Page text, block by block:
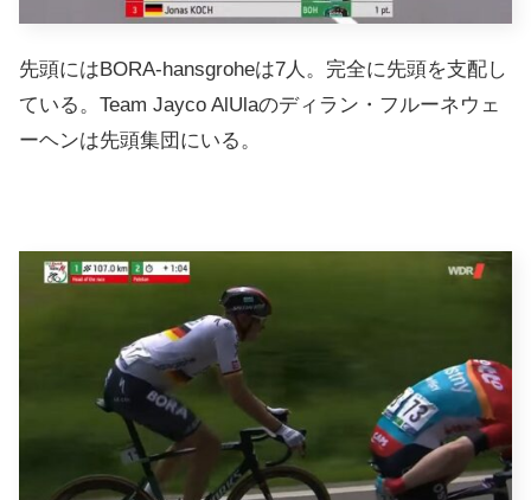
先頭にはBORA-hansgroheは7人。完全に先頭を支配し
ている。Team Jayco AlUlaのディラン・フルーネウェ
ーヘンは先頭集団にいる。